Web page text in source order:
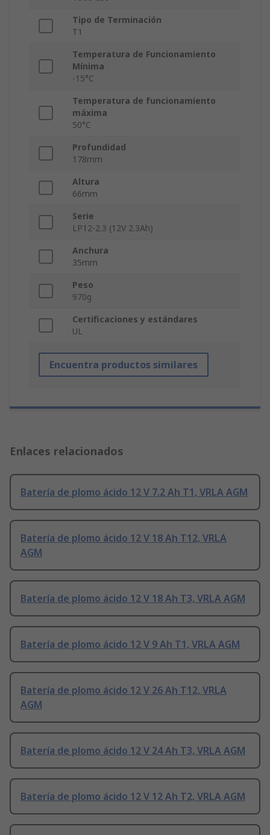
Tipo de Terminación
T1
Temperatura de Funcionamiento
Mínima
-15°C
Temperatura de funcionamiento
máxima
50°C
Profundidad
178mm
Altura
66mm
Serie
LP12-2.3 (12V 2.3Ah)
Anchura
35mm
Peso
970g
Certificaciones y estándares
UL
Encuentra productos similares
Enlaces relacionados
Batería de plomo ácido 12 V 7.2 Ah T1, VRLA AGM
Batería de plomo ácido 12 V 18 Ah T12, VRLA
AGM
Batería de plomo ácido 12 V 18 Ah T3, VRLA AGM
Batería de plomo ácido 12 V 9 Ah T1, VRLA AGM
Batería de plomo ácido 12 V 26 Ah T12, VRLA
AGM
Batería de plomo ácido 12 V 24 Ah T3, VRLA AGM
Batería de plomo ácido 12 V 12 Ah T2, VRLA AGM